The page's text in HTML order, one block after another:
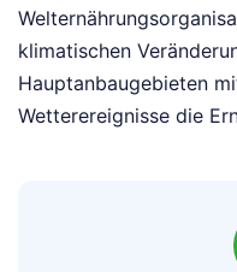
klimatischen
Hauptanbaugebieten
Wetterereignisse die